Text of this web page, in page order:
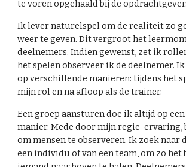
te voren opgehaald bij de opdrachtgever.
Ik lever naturelspel om de realiteit zo
weer te geven. Dit vergroot het
deelnemers. Indien gewenst, zet ik
het spelen observeer ik de deelnemer.
op verschillende manieren: tijdens het
mijn rol en na afloop als de trainer.
Een groep aansturen doe ik altijd op
manier. Mede door mijn regie-ervaring,
om mensen te observeren. Ik zoek naar
een individu of van een team, om zo het